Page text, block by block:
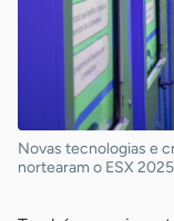
Novas tecnologias e
nortearam o ESX